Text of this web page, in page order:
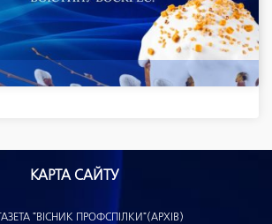
КАРТА САЙТУ
ГАЗЕТА "ВІСНИК ПРОФСПІЛКИ"(АРХІВ)